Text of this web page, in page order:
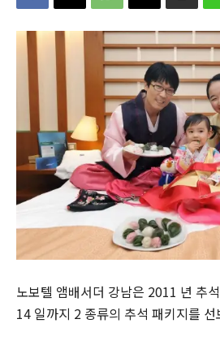
노보텔 앰배서더 강남은 2011 년 추
14 일까지 2 종류의 추석 패키지를 선